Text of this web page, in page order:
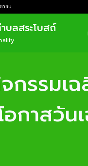
าชน
บลสระโบสถ์
กรรมเ
อกาสวั